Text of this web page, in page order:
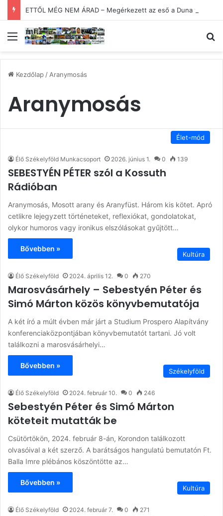
Menü
Kezdőlap/Aranymosás
Aranymosás
Élet-mód
Élő Székelyföld Munkacsoport 2026. június 1. 0 139
SEBESTYÉN PÉTER szól a Kossuth
Rádióban
Aranymosás, Mosott arany és Aranyfüst. Három kis kötet. Apró
cetlikre lejegyzett történeteket, reflexiókat, gondolatokat,
olykor humoros vagy ironikus elszólásokat gyűjtött…
Bővebben »
Kultúra
Élő Székelyföld 2024. április 12. 0 270
Marosvásárhely – Sebestyén Péter és
Simó Márton közös könyvbemutatója
A két író a múlt évben már járt a Studium Prospero Alapítvány
konferenciaközpontjában könyvbemutatót tartani. Jó volt
találkozni a marosvásárhelyi…
Bővebben »
Székelyföld
Élő Székelyföld 2024. február 10. 0 246
Sebestyén Péter és Simó Márton
köteteit mutatták be
Csütörtökön, 2024. február 8-án, Korondon találkozott
olvasóival a két szerző. A barátságos hangulatú bemutatón Ft.
Balla Imre plébános köszöntötte az…
Bővebben »
Kultúra
Élő Székelyföld 2024. február 7. 0 271